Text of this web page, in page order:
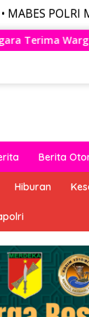
Brevet Korps
Berita
Hiburan